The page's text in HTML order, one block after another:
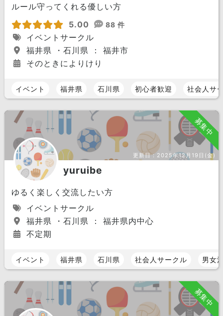
ルール守ってくれる優しい方
5.00
88 件
イベントサークル
福井県 ・石川県 ： 福井市
そのときによりけり
イベント 福井県 石川県 初心者歓迎 社会人サ
募集中
更新日： 2025年12月19日(金)
yuruibe
ゆるく楽しく交流したい方
イベントサークル
福井県 ・石川県 ： 福井県内中心
不定期
イベント 福井県 石川県 社会人サークル 男女
募集中